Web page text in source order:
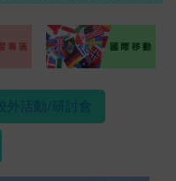
校外活動/研討會